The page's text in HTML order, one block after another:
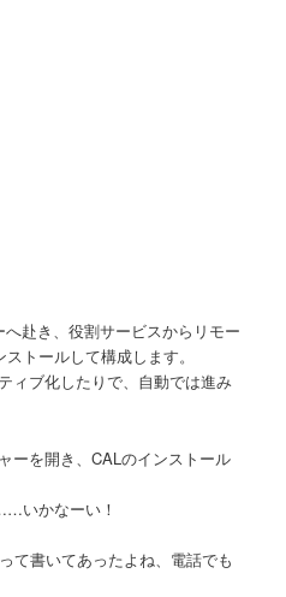
赴き、役割サービスからリモー
トールして構成します。
ィブ化したりで、自動では進み
ーを開き、CALのインストール
いかなーい！
て書いてあったよね、電話でも